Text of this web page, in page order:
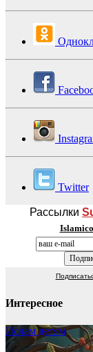
Twitter
Рассылки
Интересное
Ислам детям